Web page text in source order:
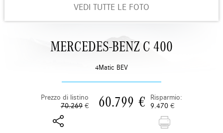
VEDI TUTTE LE FOTO
MERCEDES-BENZ C 400
4Matic BEV
Prezzo di listino
70.269 € 60.799 €
Risparmio:
9.470 €